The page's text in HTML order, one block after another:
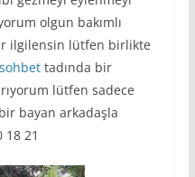
olgun bakımlı
ilgilensin lütfen birlikte
sohbettadında bir
lütfen sadece
bayan arkadaşla
18 21